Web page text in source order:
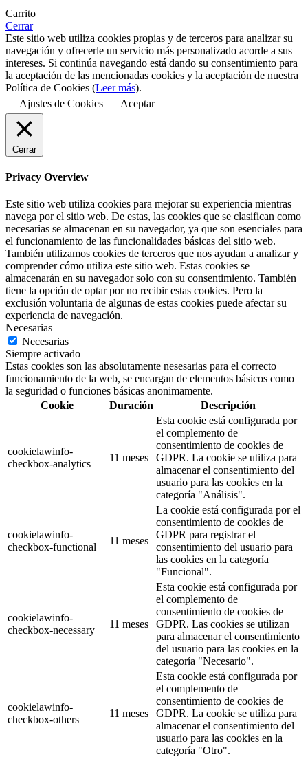
Carrito
Cerrar
Este sitio web utiliza cookies propias y de terceros para analizar su
navegación y ofrecerle un servicio más personalizado acorde a sus
intereses. Si continúa navegando está dando su consentimiento para
la aceptación de las mencionadas cookies y la aceptación de nuestra
Política de Cookies (Leer más).
Ajustes de Cookies
Aceptar
Cerrar
Privacy Overview
Este sitio web utiliza cookies para mejorar su experiencia mientras
navega por el sitio web. De estas, las cookies que se clasifican como
necesarias se almacenan en su navegador, ya que son esenciales para
el funcionamiento de las funcionalidades básicas del sitio web.
También utilizamos cookies de terceros que nos ayudan a analizar y
comprender cómo utiliza este sitio web. Estas cookies se
almacenarán en su navegador solo con su consentimiento. También
tiene la opción de optar por no recibir estas cookies. Pero la
exclusión voluntaria de algunas de estas cookies puede afectar su
experiencia de navegación.
Necesarias
Necesarias
Siempre activado
Estas cookies son las absolutamente nesesarias para el correcto
funcionamiento de la web, se encargan de elementos básicos como
la seguridad o funciones básicas anonimamente.
Cookie
Duración Descripción
cookielawinfo-
checkbox-analytics
11 meses
Esta cookie está configurada por
el complemento de
consentimiento de cookies de
GDPR. La cookie se utiliza para
almacenar el consentimiento del
usuario para las cookies en la
categoría "Análisis".
cookielawinfo-
checkbox-functional
11 meses
La cookie está configurada por el
consentimiento de cookies de
GDPR para registrar el
consentimiento del usuario para
las cookies en la categoría
"Funcional".
cookielawinfo-
checkbox-necessary
11 meses
Esta cookie está configurada por
el complemento de
consentimiento de cookies de
GDPR. Las cookies se utilizan
para almacenar el consentimiento
del usuario para las cookies en la
categoría "Necesario".
cookielawinfo-
checkbox-others
11 meses
Esta cookie está configurada por
el complemento de
consentimiento de cookies de
GDPR. La cookie se utiliza para
almacenar el consentimiento del
usuario para las cookies en la
categoría "Otro".